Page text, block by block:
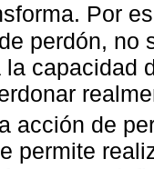
Por
perdón, no
capacidad
acción de
permite